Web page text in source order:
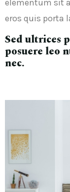
elementum sit
eros quis porta
Sed ultrices
posuere leo
nec.